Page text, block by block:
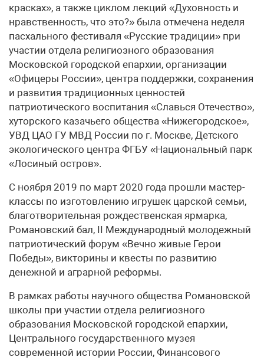
красках», а также циклом лекций «Духовность и
нравственность, что это?» была отмечена неделя
пасхального фестиваля «Русские традиции» при
участии отдела религиозного образования
Московской городской епархии, организации
«Офицеры России», центра поддержки, сохранения
и развития традиционных ценностей
патриотического воспитания «Славься Отечество»,
хуторского казачьего общества «Нижегородское»,
УВД ЦАО ГУ МВД России по г. Москве, Детского
экологического центра ФГБУ «Национальный парк
«Лосиный остров».
С ноября 2019 по март 2020 года прошли мастер-
классы по изготовлению игрушек царской семьи,
благотворительная рождественская ярмарка,
Романовский бал, II Международный молодежный
патриотический форум «Вечно живые Герои
Победы», викторины и квесты по развитию
денежной и аграрной реформы.
В рамках работы научного общества Романовской
школы при участии отдела религиозного
образования Московской городской епархии,
Центрального государственного музея
современной истории России, Финансового